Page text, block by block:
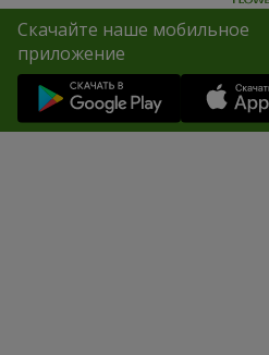
Скачайте наше мобильное
приложение